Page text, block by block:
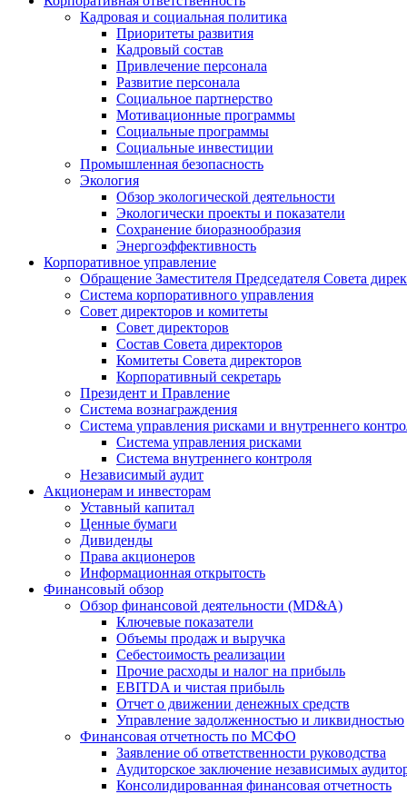
Кадровая и социальная политика
Приоритеты развития
Кадровый состав
Привлечение персонала
Развитие персонала
Социальное партнерство
Мотивационные программы
Социальные программы
Социальные инвестиции
Промышленная безопасность
Экология
Обзор экологической деятельности
Экологически проекты и показатели
Сохранение биоразнообразия
Энергоэффективность
Корпоративное управление
Обращение Заместителя Председателя Совета
Система корпоративного управления
Совет директоров и комитеты
Совет директоров
Состав Совета директоров
Комитеты Совета директоров
Корпоративный секретарь
Президент и Правление
Система вознаграждения
Система управления рисками и внутреннего
Система управления рисками
Система внутреннего контроля
Независимый аудит
Акционерам и инвесторам
Уставный капитал
Ценные бумаги
Дивиденды
Права акционеров
Информационная открытость
Финансовый обзор
Обзор финансовой деятельности (MD&A)
Ключевые показатели
Объемы продаж и выручка
Себестоимость реализации
Прочие расходы и налог на прибыль
EBITDA и чистая прибыль
Отчет о движении денежных средств
Управление задолженностью и ликвидностью
Финансовая отчетность по МСФО
Заявление об ответственности руководства
Аудиторское заключение независимых
Консолидированная финансовая отчетность